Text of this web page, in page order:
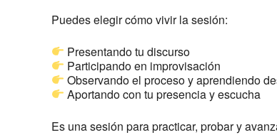
Puedes elegir cómo vivir la sesión:
Presentando tu discurso
Participando en improvisación
Observando el proceso y aprendiendo
Aportando con tu presencia y escucha
Es una sesión para practicar, probar y